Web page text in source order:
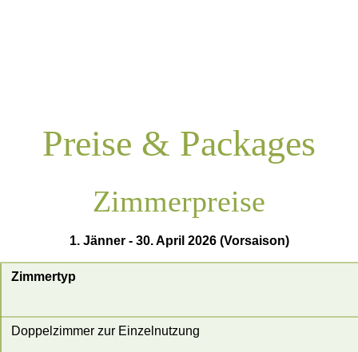
Preise & Packages
Zimmerpreise
1. Jänner - 30. April 2026 (Vorsaison)
Zimmertyp
Doppelzimmer zur Einzelnutzung